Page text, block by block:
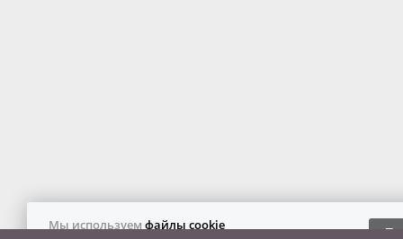
Мы используем файлы cookie